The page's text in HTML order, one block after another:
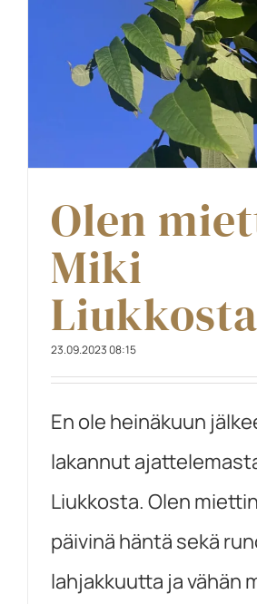
Olen
Miki
Liukkosta
23.09.2023 08:15
En ole heinäkuun
lakannut
Liukkosta. Olen
päivinä häntä sekä
lahjakkuutta ja vähän